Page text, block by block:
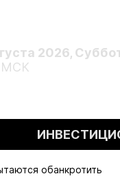
2026,
МСК
обанкротить